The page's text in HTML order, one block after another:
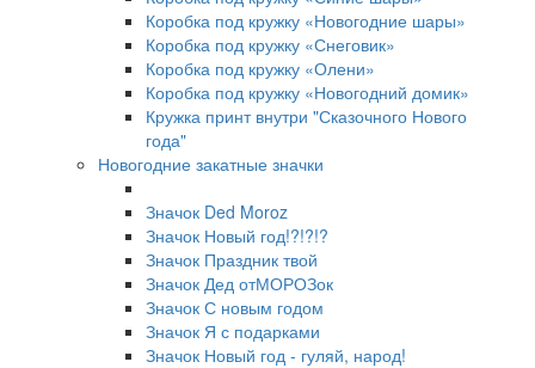
Коробка под кружку «Новогодние шары»
Коробка под кружку «Снеговик»
Коробка под кружку «Олени»
Коробка под кружку «Новогодний домик»
Кружка принт внутри "Сказочного Нового
года"
Новогодние закатные значки
Значок Ded Moroz
Значок Новый год!?!?!?
Значок Праздник твой
Значок Дед отМОРОЗок
Значок С новым годом
Значок Я с подарками
Значок Новый год - гуляй, народ!